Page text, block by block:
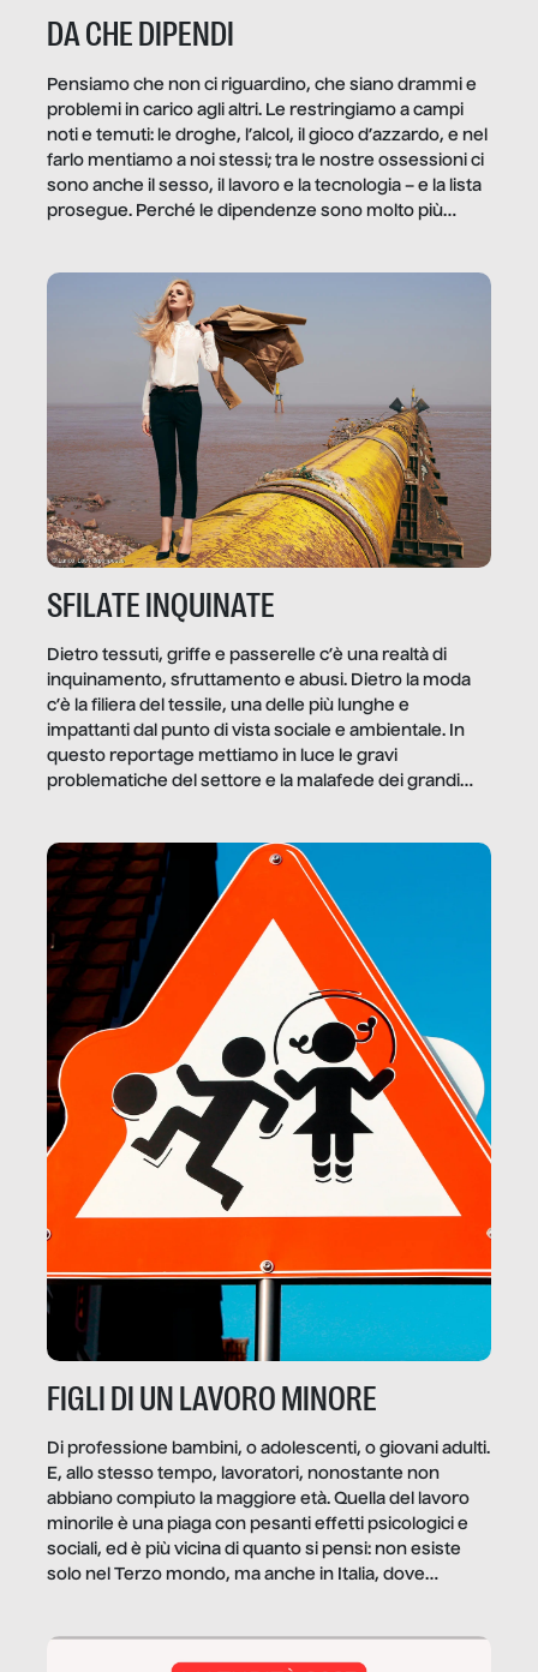
DA CHE DIPENDI
Pensiamo che non ci riguardino, che siano drammi e
problemi in carico agli altri. Le restringiamo a campi
noti e temuti: le droghe, l’alcol, il gioco d’azzardo, e nel
farlo mentiamo a noi stessi; tra le nostre ossessioni ci
sono anche il sesso, il lavoro e la tecnologia – e la lista
prosegue. Perché le dipendenze sono molto più
trae un guadagno. In questo reportage vediamo
quale e come.
SFILATE INQUINATE
Dietro tessuti, griffe e passerelle c’è una realtà di
inquinamento, sfruttamento e abusi. Dietro la moda
c’è la filiera del tessile, una delle più lunghe e
impattanti dal punto di vista sociale e ambientale. In
questo reportage mettiamo in luce le gravi
problematiche del settore e la malafede dei grandi
FIGLI DI UN LAVORO MINORE
Di professione bambini, o adolescenti, o giovani adulti.
E, allo stesso tempo, lavoratori, nonostante non
abbiano compiuto la maggiore età. Quella del lavoro
minorile è una piaga con pesanti effetti psicologici e
sociali, ed è più vicina di quanto si pensi: non esiste
solo nel Terzo mondo, ma anche in Italia, dove